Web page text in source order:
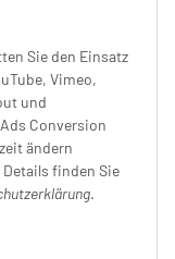
Sie den Einsatz
Vimeo,
und
Conversion
ändern
finden Sie
.